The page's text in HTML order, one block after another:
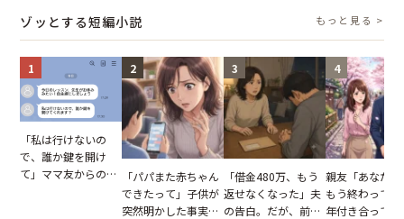
ゾッとする短編小説 もっと見る >
1
「私は行けないの
で、誰か鍵を開け
て」ママ友からの
2
「パパまた赤ちゃん
できたって」子供が
突然明かした事実。
3
「借金480万、もう
返せなくなった」夫
の告白。だが、前日
4
親友「あなた
もう終わって
年付き合って